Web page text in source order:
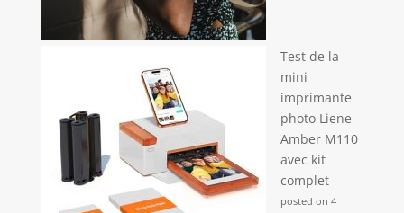
Test de la
mini
imprimante
photo Liene
Amber M110
avec kit
complet
posted on 4